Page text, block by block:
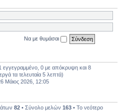
Να με θυμάσαι
εγγεγραμμένο, 0 με απόκρυψη και 8
τα τελευταία 5 λεπτά)
Μάιος 2026, 12:05
82 • Σύνολο μελών 163 • Το νεότερο